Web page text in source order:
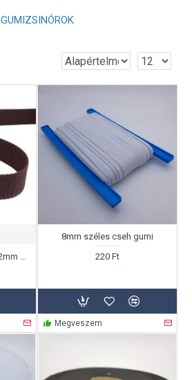
GUMIZSINÓROK
Sötétbarna gumizsinór 2mm átmérő, folyóméterben!
8mm széles cseh gumi
220 Ft
Megveszem